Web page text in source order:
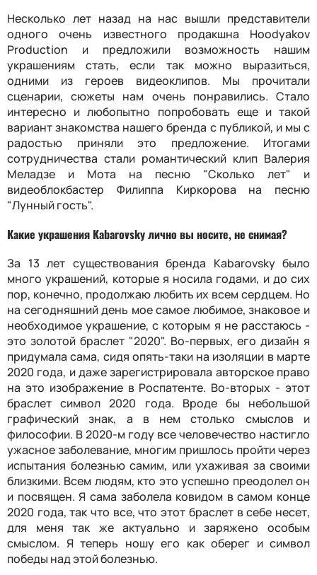
Несколько лет назад на нас вышли представители
одного очень известного продакшна Hoodyakov
Production и предложили возможность нашим
украшениям стать, если так можно выразиться,
одними из героев видеоклипов. Мы прочитали
сценарии, сюжеты нам очень понравились. Стало
интересно и любопытно попробовать еще и такой
вариант знакомства нашего бренда с публикой, и мы с
радостью приняли это предложение. Итогами
сотрудничества стали романтический клип Валерия
Меладзе и Мота на песню "Сколько лет" и
видеоблокбастер Филиппа Киркорова на песню
"Лунный гость".
Какие украшения Kabarovsky лично вы носите, не снимая?
За 13 лет существования бренда Kabarovsky было
много украшений, которые я носила годами, и до сих
пор, конечно, продолжаю любить их всем сердцем. Но
на сегодняшний день мое самое любимое, знаковое и
необходимое украшение, с которым я не расстаюсь -
это золотой браслет "2020". Во-первых, его дизайн я
придумала сама, сидя опять-таки на изоляции в марте
2020 года, и даже зарегистрировала авторское право
на это изображение в Роспатенте. Во-вторых - этот
браслет символ 2020 года. Вроде бы небольшой
графический знак, а в нем столько смыслов и
философии. В 2020-м году все человечество настигло
ужасное заболевание, многим пришлось пройти через
испытания болезнью самим, или ухаживая за своими
близкими. Всем людям, кто это успешно преодолел он
и посвящен. Я сама заболела ковидом в самом конце
2020 года, так что все, что этот браслет в себе несет,
для меня так же актуально и заряжено особым
смыслом. Я теперь ношу его как оберег и символ
победы над этой болезнью.